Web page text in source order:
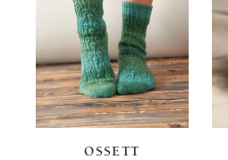
OSSETT